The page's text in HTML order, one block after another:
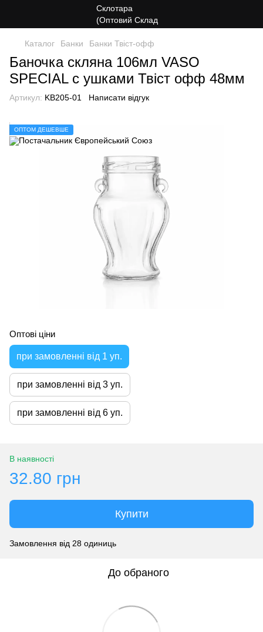
Каталог Банки Банки Твіст-офф
Баночка скляна 106мл VASO
SPECIAL с ушками Твіст офф 48мм
Артикул: KB205-01 Написати відгук
ОПТОМ ДЕШЕВШЕ
Оптові ціни
при замовленні від 1 уп.
при замовленні від 3 уп.
при замовленні від 6 уп.
В наявності
32.80 грн
Купити
Замовлення від 28 одиниць
До обраного